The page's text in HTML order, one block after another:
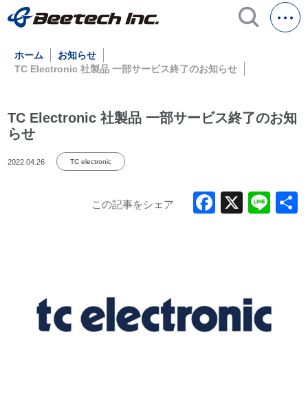
ホーム
お知らせ
TC Electronic 社製品 一部サービス終了のお知らせ
TC Electronic 社製品 一部サービス終了のお知
らせ
2022.04.26 TC electronic
この記事をシェア X